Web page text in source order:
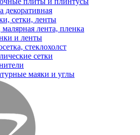
декоративная
сетки, ленты
лента, пленка
и ленты
стеклохолст
сетки
маяки и углы